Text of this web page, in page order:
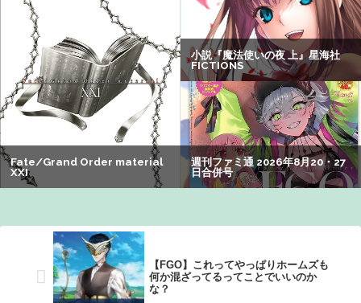
【画像】瀬戸環奈（セトカン）さん、ティファのコスプレ
でシコらせにくるｗｗｗ：26/08/01のニュース
【悲報】コレコレ、月収1億円ｗｗｗそりゃ外出るのにボデ
ィガードつけるわ…
【速報】専門家「イオンモール熊本の爆心地に”こんなも
の”があったんだけど…」
【画像】オタク「実際にプレイしたらわかるけどライザは
ｗ：26/08/06のニュース
【FGO】これってやっぱりホームズも
何か混ざってるってことでいいのか
な？